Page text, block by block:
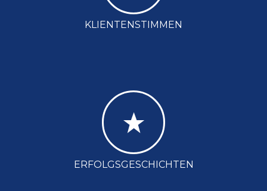
KLIENTENSTIMMEN
ERFOLGSGESCHICHTEN